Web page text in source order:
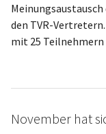
den TVR-
mit 25 Teilnehmern
November hat